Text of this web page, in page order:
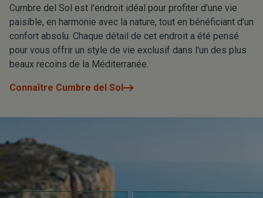
Cumbre del Sol est l'endroit idéal pour profiter d'une vie
paisible, en harmonie avec la nature, tout en bénéficiant d'un
confort absolu. Chaque détail de cet endroit a été pensé
pour vous offrir un style de vie exclusif dans l'un des plus
beaux recoins de la Méditerranée.
Connaître Cumbre del Sol